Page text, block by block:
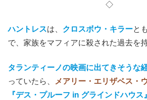
◇
ハントレスは、 クロスボウ・キラーと
で、家族をマフィアに殺された過去を持
タランティーノの映画に出てきそうな
っていたら、
メアリー・エリザベス・
『デス・プルーフ in グラインドハウス』